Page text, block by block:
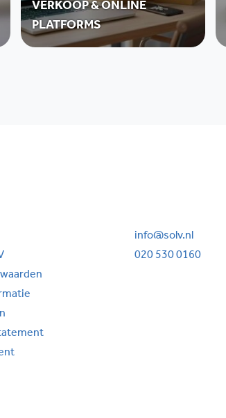
VERKOOP & ONLINE
PLATFORMS
info@solv.nl
020 530 0160